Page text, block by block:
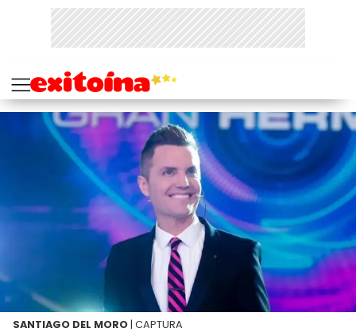
SANTIAGO DEL MORO | CAPTURA